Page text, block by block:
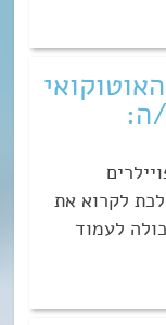
ה:
לקרוא את
לעמוד